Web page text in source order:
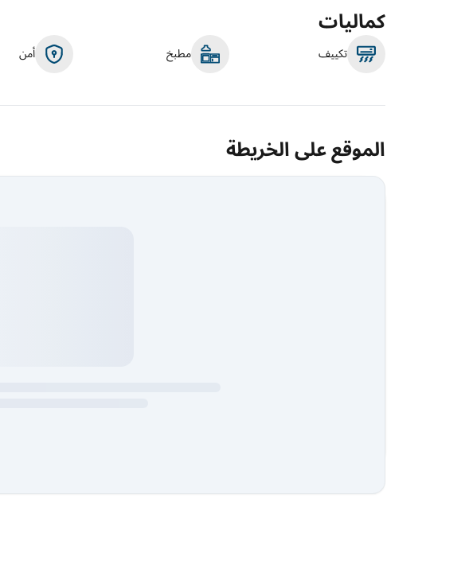
كماليات
تكييف مطبخ أمن
الموقع على الخريطة